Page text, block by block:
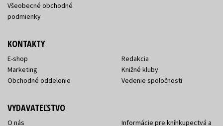
Všeobecné obchodné
podmienky
KONTAKTY
E-shop
Marketing
Obchodné oddelenie
Redakcia
Knižné kluby
Vedenie spoločnosti
VYDAVATEĽSTVO
O nás Informácie pre kníhkupectvá a